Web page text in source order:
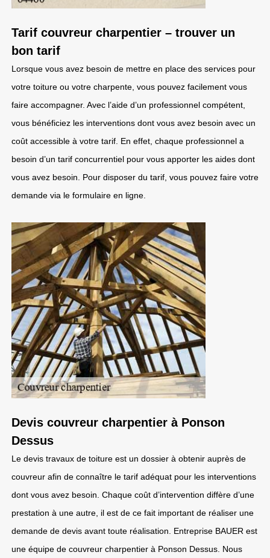
Tarif couvreur charpentier – trouver un
bon tarif
Lorsque vous avez besoin de mettre en place des services pour
votre toiture ou votre charpente, vous pouvez facilement vous
faire accompagner. Avec l’aide d’un professionnel compétent,
vous bénéficiez les interventions dont vous avez besoin avec un
coût accessible à votre tarif. En effet, chaque professionnel a
besoin d’un tarif concurrentiel pour vous apporter les aides dont
vous avez besoin. Pour disposer du tarif, vous pouvez faire votre
demande via le formulaire en ligne.
Devis couvreur charpentier à Ponson
Dessus
Le devis travaux de toiture est un dossier à obtenir auprès de
couvreur afin de connaître le tarif adéquat pour les interventions
dont vous avez besoin. Chaque coût d’intervention diffère d’une
prestation à une autre, il est de ce fait important de réaliser une
demande de devis avant toute réalisation. Entreprise BAUER est
une équipe de couvreur charpentier à Ponson Dessus. Nous